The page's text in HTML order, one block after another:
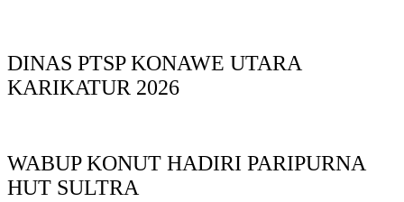
DINAS PTSP KONAWE UTARA
KARIKATUR 2026
WABUP KONUT HADIRI PARIPURNA
HUT SULTRA